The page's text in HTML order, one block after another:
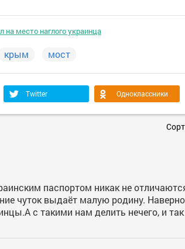
на место наглого украинца
крым мост
Twitter Одноклассники
паспортом никак не
чуток выдаёт малую родину.
с такими нам делить нечего, и